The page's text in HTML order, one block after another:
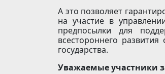
А это позволяет
на участие в
предпосылки для
всестороннего
государства.
Уважаемые участники